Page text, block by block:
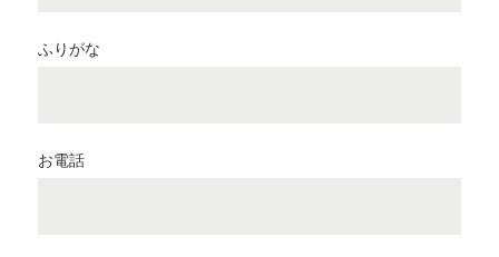
ふりがな
お電話